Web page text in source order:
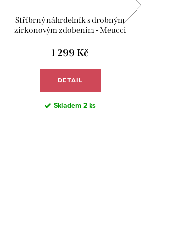
Stříbrný náhrdelník s drobným
zirkonovým zdobením - Meucci
1 299 Kč
DETAIL
Skladem 2 ks